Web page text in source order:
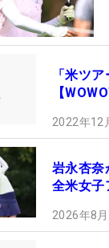
「米ツ
【
2022年12
岩永杏
全米女子
2026年8